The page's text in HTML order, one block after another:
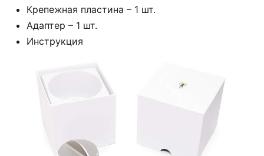
Крепежная пластина – 1 шт.
Адаптер – 1 шт.
Инструкция